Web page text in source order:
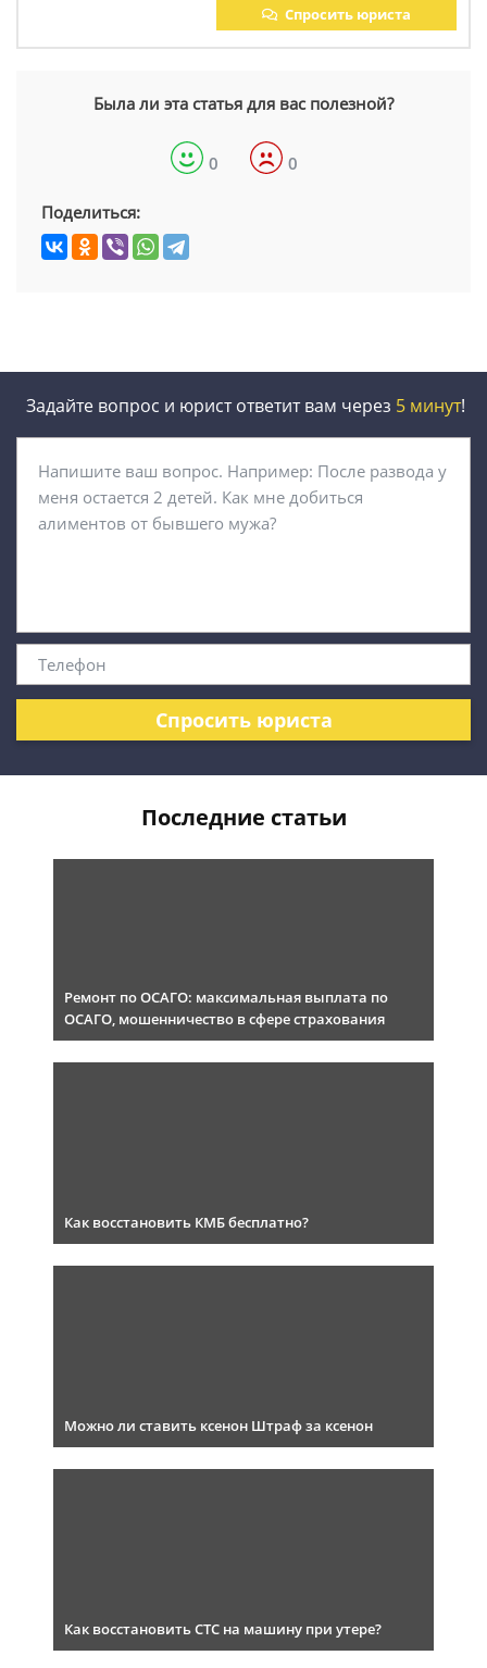
Спросить юриста
Была ли эта статья для вас полезной?
0 0
Поделиться:
Задайте вопрос и юрист ответит вам через 5 минут!
Спросить юриста
Последние статьи
Ремонт по ОСАГО: максимальная выплата по
ОСАГО, мошенничество в сфере страхования
Как восстановить КМБ бесплатно?
Можно ли ставить ксенон Штраф за ксенон
Как восстановить СТС на машину при утере?